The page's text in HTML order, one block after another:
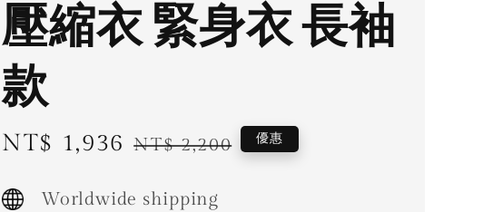
壓縮衣 緊身衣 長袖
款
Sale
NT$ 1,936 Regular
NT$ 2,200 優惠
Worldwide shipping